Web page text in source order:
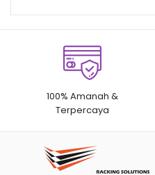
100% Amanah &
Terpercaya